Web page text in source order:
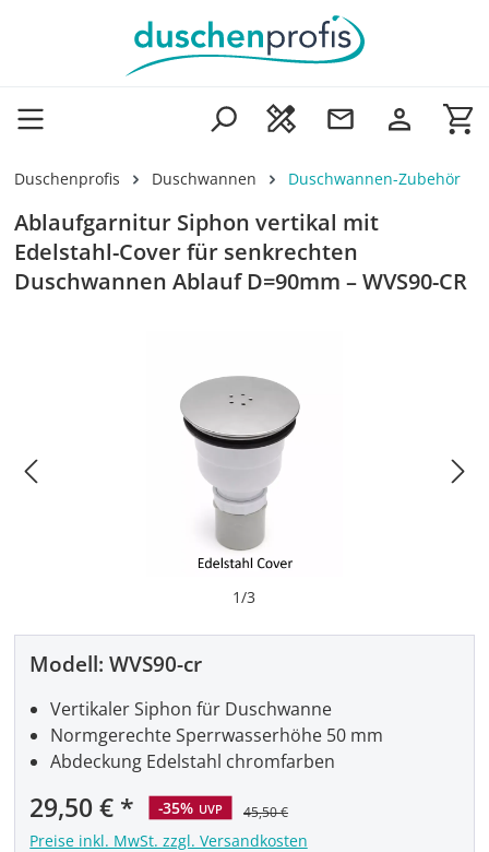
Zum Hauptinhalt springen
Duschenprofis Duschwannen Duschwannen-Zubehör
Ablaufgarnitur Siphon vertikal mit
Edelstahl-Cover für senkrechten
Duschwannen Ablauf D=90mm – WVS90-CR
1/3
Modell: WVS90-cr
Verkaufspreis:
29,50 € -35% UVP 45,50 €
Preise inkl. MwSt. zzgl. Versandkosten
Vertikaler Siphon für Duschwanne
Normgerechte Sperrwasserhöhe 50 mm
Abdeckung Edelstahl chromfarben